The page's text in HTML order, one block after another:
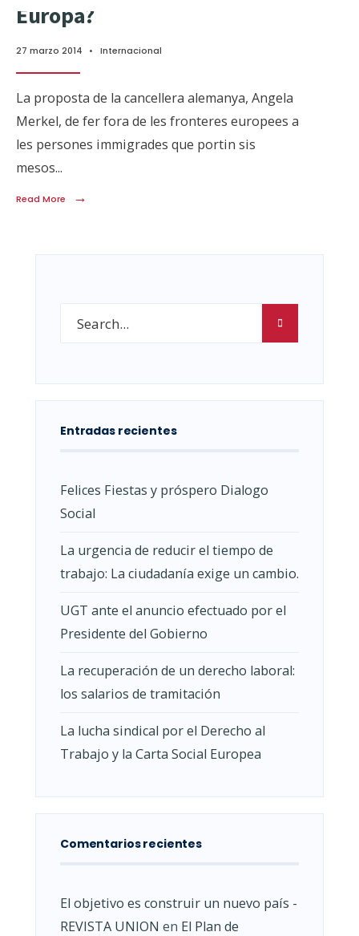
Europa?
27 marzo 2014 • Internacional
La proposta de la cancellera alemanya, Angela
Merkel, de fer fora de les fronteres europees a
les persones immigrades que portin sis
mesos...
Read More →
Entradas recientes
Felices Fiestas y próspero Dialogo
Social
La urgencia de reducir el tiempo de
trabajo: La ciudadanía exige un cambio.
UGT ante el anuncio efectuado por el
Presidente del Gobierno
La recuperación de un derecho laboral:
los salarios de tramitación
La lucha sindical por el Derecho al
Trabajo y la Carta Social Europea
Comentarios recientes
El objetivo es construir un nuevo país -
REVISTA UNION en El Plan de